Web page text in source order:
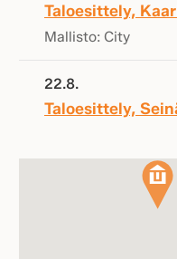
Taloesittely,
Mallisto: City
22.8.
Taloesittely,